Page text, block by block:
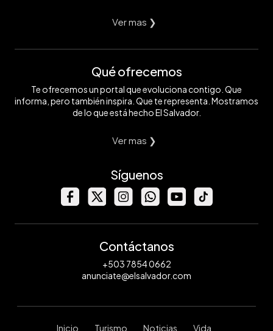
Ver mas ❯
Qué ofrecemos
Te ofrecemos un portal que evoluciona contigo. Que
informa, pero también inspira. Que te representa. Mostramos
de lo que está hecho El Salvador.
Ver mas ❯
Síguenos
Contáctanos
+503 7854 0662
anunciate@elsalvador.com
Inicio Turismo Noticias Vida